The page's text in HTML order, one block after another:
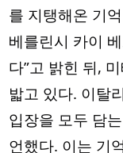
를 지탱해온 기
베를린시 카이
다”고 밝힌 뒤,
밟고 있다. 이탈
입장을 모두 담
언했다. 이는 기